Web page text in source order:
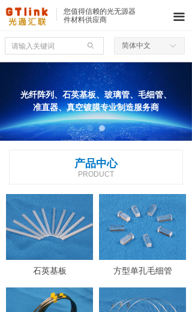
您值得信赖的光无源器
件材料供应商
ꀅ
简体中文
ꄙ
끀
光纤阵列、石英基板、玻璃管、毛细管、
准直器、真空镀膜专业制造服务商
产品中心
PRODUCT
石英基板 方型单孔毛细管